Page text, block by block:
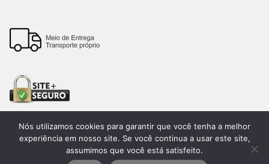
Todos os direitos reservados. 2026®. Lemon Bauru –
Nós utilizamos cookies para garantir que você tenha a melhor
experiência em nosso site. Se você continua a usar este site,
assumimos que você está satisfeito.